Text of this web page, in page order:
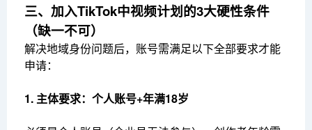
三、加入TikTok中视频计划的3大硬性条件
（缺一不可）
解决地域身份问题后，账号需满足以下全部要求才能
申请：
1. 主体要求：个人账号+年满18岁